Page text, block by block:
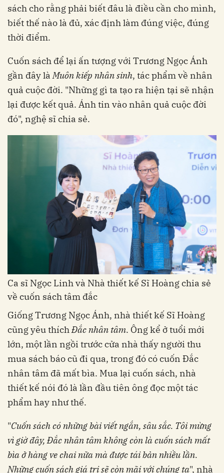
sách cho rằng phải biết đâu là điều cần cho mình,
biết thế nào là đủ, xác định làm đúng việc, đúng
thời điểm.
Cuốn sách để lại ấn tượng với Trương Ngọc Ánh
gần đây làMuôn kiếp nhân sinh, tác phẩm về nhân
quả cuộc đời. "Những gì ta tạo ra hiện tại sẽ nhận
lại được kết quả. Ánh tin vào nhân quả cuộc đời
đó", nghệ sĩ chia sẻ.
Ca sĩ Ngọc Linh và Nhà thiết kế Sĩ Hoàng chia sẻ
về cuốn sách tâm đắc
Giống Trương Ngọc Ánh, nhà thiết kế Sĩ Hoàng
cũng yêu thíchĐắc nhân tâm. Ông kể ở tuổi mới
lớn, một lần ngồi trước cửa nhà thấy người thu
mua sách báo cũ đi qua, trong đó có cuốn Đắc
nhân tâm đã mất bìa. Mua lại cuốn sách, nhà
thiết kế nói đó là lần đầu tiên ông đọc một tác
phẩm hay như thế.
"Cuốn sách có những bài viết ngắn, sâu sắc. Tôi mừng
vì giờ đây, Đắc nhân tâm không còn là cuốn sách mất
bìa ở hàng ve chai nữa mà được tái bản nhiều lần.
Những cuốn sách giá trị sẽ còn mãi với chúng ta", nhà